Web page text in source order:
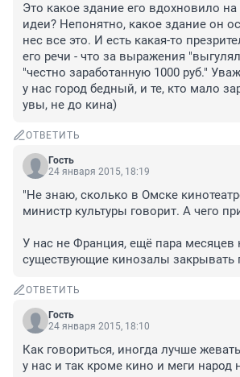
Это какое здание его вдохновило на
идеи? Непонятно, какое здание он
нес все это. И есть какая-то
его речи - что за выражения
"честно заработанную 1000 руб."
у нас город бедный, и те, кто мало
увы, не до кина)
ОТВЕТИТЬ
Гость
24 января 2015, 18:19
"Не знаю, сколько в Омске
министр культуры говорит. А чего
У нас не Франция, ещё пара месяцев
существующие кинозалы закрывать
ОТВЕТИТЬ
Гость
24 января 2015, 18:10
Как говориться, иногда лучше
у нас и так кроме кино и меги народ